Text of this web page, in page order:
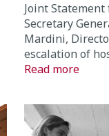
Joint Statement
Secretary
Mardini,
escalation of
Read more